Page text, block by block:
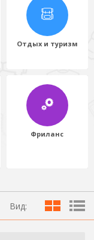
Отдых и туризм
Фриланс
Вид: